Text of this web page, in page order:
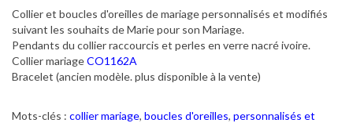
Collier et boucles d'oreilles de mariage personnalisés et modifiés
suivant les souhaits de Marie pour son Mariage.
Pendants du collier raccourcis et perles en verre nacré ivoire.
Collier mariageCO1162A
Bracelet (ancien modèle. plus disponible à la vente)
Mots-clés : collier mariage, boucles d'oreilles, personnalisés et